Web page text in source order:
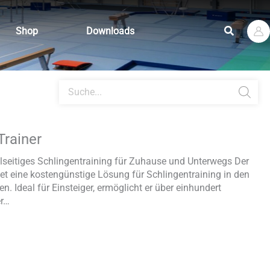
Shop Downloads Suchen
search
Schlingentraining für Zuhause und Unterwegs Der
eine kostengünstige Lösung für Schlingentraining in den
Ideal für Einsteiger, ermöglicht er über einhundert